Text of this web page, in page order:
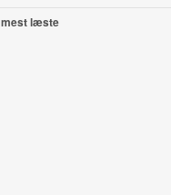
mest læste